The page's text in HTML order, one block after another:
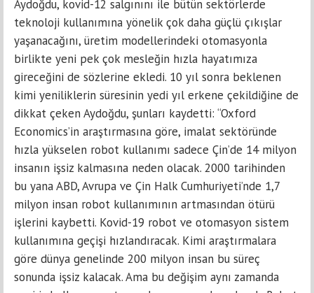
Aydoğdu, kovid-12 salgınını ile bütün sektörlerde
teknoloji kullanımına yönelik çok daha güçlü çıkışlar
yaşanacağını, üretim modellerindeki otomasyonla
birlikte yeni pek çok mesleğin hızla hayatımıza
gireceğini de sözlerine ekledi. 10 yıl sonra beklenen
kimi yeniliklerin süresinin yedi yıl erkene çekildiğine de
dikkat çeken Aydoğdu, şunları kaydetti: “Oxford
Economics’in araştırmasına göre, imalat sektöründe
hızla yükselen robot kullanımı sadece Çin’de 14 milyon
insanın işsiz kalmasına neden olacak. 2000 tarihinden
bu yana ABD, Avrupa ve Çin Halk Cumhuriyeti’nde 1,7
milyon insan robot kullanımının artmasından ötürü
işlerini kaybetti. Kovid-19 robot ve otomasyon sistem
kullanımına geçişi hızlandıracak. Kimi araştırmalara
göre dünya genelinde 200 milyon insan bu süreç
sonunda işsiz kalacak. Ama bu değişim aynı zamanda